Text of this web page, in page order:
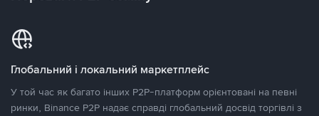
Глобальний і локальний маркетплейс
У той час як багато інших P2P-платформ орієнтовані на певні
ринки, Binance P2P надає справді глобальний досвід торгівлі з